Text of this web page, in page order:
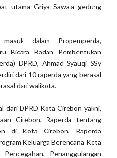
utama Griya Sawala gedung
dalam Propemperda,
Bicara Badan Pembentukan
DPRD, Ahmad Syauqi SSy
dari 10 raperda yang berasal
dari walikota.
dari DPRD Kota Cirebon yakni,
Cirebon, Raperda tentang
di Kota Cirebon, Raperda
Keluarga Berencana Kota
Penanggulangan